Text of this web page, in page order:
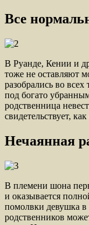
Все
В Руанде, Кении и
тоже не оставляют
разобрались во
под богато
родственница
свидетельствует,
Нечаянная
В племени шона
и оказывается
помолвки девушка
родственников